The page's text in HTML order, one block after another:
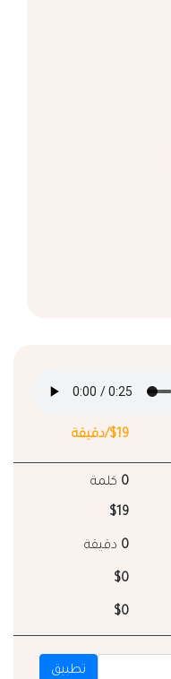
$19/دقيقة
0 كلمة
$19
0 دقيقة
$0
$0
تطبيق